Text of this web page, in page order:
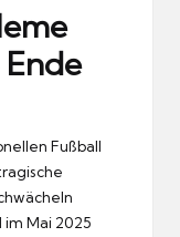
Fußball
im Mai 2025